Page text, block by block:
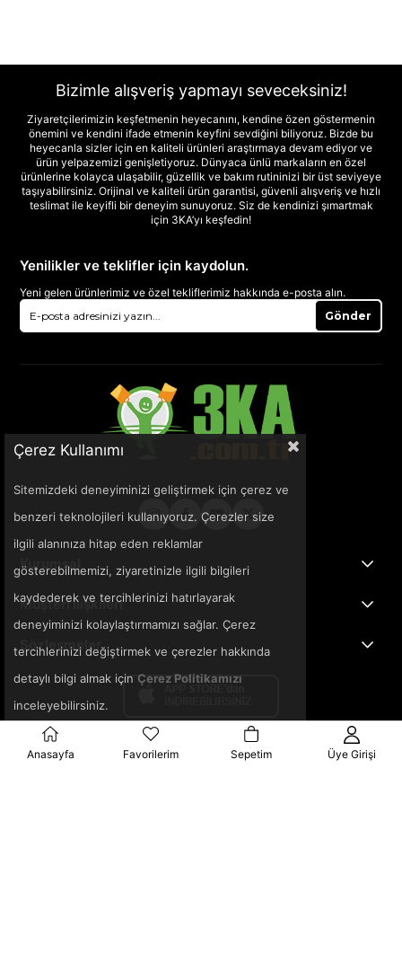
Bizimle alışveriş yapmayı seveceksiniz!
Ziyaretçilerimizin keşfetmenin heyecanını, kendine özen göstermenin
önemini ve kendini ifade etmenin keyfini sevdiğini biliyoruz. Bizde bu
heyecanla sizler için en kaliteli ürünleri araştırmaya devam ediyor ve
ürün yelpazemizi genişletiyoruz. Dünyaca ünlü markaların en özel
ürünlerine kolayca ulaşabilir, güzellik ve bakım rutininizi bir üst seviyeye
taşıyabilirsiniz. Orijinal ve kaliteli ürün garantisi, güvenli alışveriş ve hızlı
teslimat ile keyifli bir deneyim sunuyoruz. Siz de kendinizi şımartmak
için 3KA’yı keşfedin!
Yenilikler ve teklifler için kaydolun.
Yeni gelen ürünlerimiz ve özel tekliflerimiz hakkında e-posta alın.
Gönder
Kurumsal
Müşteri İlişkileri
Sözleşmeler
Çerez Kullanımı
Sitemizdeki deneyiminizi geliştirmek için çerez ve
benzeri teknolojileri kullanıyoruz. Çerezler size
ilgili alanınıza hitap eden reklamlar
gösterebilmemizi, ziyaretinizle ilgili bilgileri
kaydederek ve tercihlerinizi hatırlayarak
deneyiminizi kolaylaştırmamızı sağlar. Çerez
tercihlerinizi değiştirmek ve çerezler hakkında
detaylı bilgi almak için Çerez Politikamızı
inceleyebilirsiniz.
Anasayfa Favorilerim Sepetim Üye Girişi